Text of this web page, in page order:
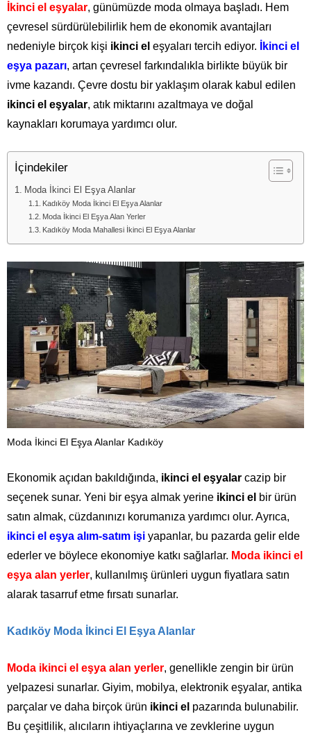
İkinci el eşyalar, günümüzde moda olmaya başladı. Hem
çevresel sürdürülebilirlik hem de ekonomik avantajları
nedeniyle birçok kişi ikinci el eşyaları tercih ediyor.
İkinci el
eşya pazarı, artan çevresel farkındalıkla birlikte büyük bir
ivme kazandı. Çevre dostu bir yaklaşım olarak kabul edilen
ikinci el eşyalar, atık miktarını azaltmaya ve doğal
kaynakları korumaya yardımcı olur.
İçindekiler
Moda İkinci El Eşya Alanlar
Kadıköy Moda İkinci El Eşya Alanlar
Moda İkinci El Eşya Alan Yerler
Kadıköy Moda Mahallesi İkinci El Eşya Alanlar
Moda İkinci El Eşya Alanlar Kadıköy
Ekonomik açıdan bakıldığında, ikinci el eşyalar cazip bir
seçenek sunar. Yeni bir eşya almak yerine ikinci el bir ürün
satın almak, cüzdanınızı korumanıza yardımcı olur. Ayrıca,
ikinci el eşya alım-satım işi yapanlar, bu pazarda gelir elde
ederler ve böylece ekonomiye katkı sağlarlar. Moda ikinci el
eşya alan yerler, kullanılmış ürünleri uygun fiyatlara satın
alarak tasarruf etme fırsatı sunarlar.
Kadıköy Moda İkinci El Eşya Alanlar
Moda ikinci el eşya alan yerler, genellikle zengin bir ürün
yelpazesi sunarlar. Giyim, mobilya, elektronik eşyalar, antika
parçalar ve daha birçok ürün ikinci el pazarında bulunabilir.
Bu çeşitlilik, alıcıların ihtiyaçlarına ve zevklerine uygun